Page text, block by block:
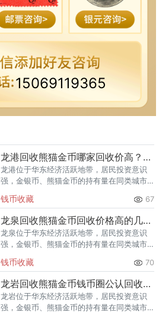
15069119365
龙港回收熊猫金币哪家回收价高？本地榜单
龙港位于华东经济活跃地带，居民投资意识
强，金银币、熊猫金币的持有量在同类城市
熊猫金币的需求就明显升温，但鱼龙混杂的
回收渠道里，能精准识别版别溢
钱币收藏 67
龙泉回收熊猫金币回收价格高的几家推荐
龙泉位于华东经济活跃地带，居民投资意识
强，金银币、熊猫金币的持有量在同类城市
熊猫金币的需求就明显升温，但鱼龙混杂的
回收渠道里，能精准识别版别溢
钱币收藏 70
龙岩回收熊猫金币钱币圈公认回收渠道排行
龙岩位于华东经济活跃地带，居民投资意识
强，金银币、熊猫金币的持有量在同类城市